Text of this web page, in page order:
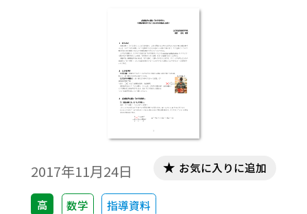
多ければ両方である｢ＡかつＢ｣の場合も含
む。本稿では，数学を学んだ者は当たり前
の用語として使っているが，初心者にとっ
てはわかりにくい，あるいは誤解を招くこ
とがあるような言い方や用語について考察
してみたい。※文中の数式は，「Tosho数式
エディタ」で作成されています。ワード文書
で数式を正しく表示するためには，「Tosho
数式エディタ」が導入されていることが必
要です。無償ダウンロードはこちら→無償ダ
ウンロードのご案内
2017年11月24日
高 数学 指導資料
お気に入りに追加